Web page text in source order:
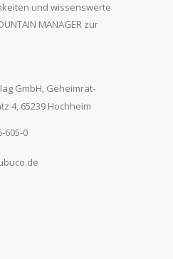
und wissenswerte
MANAGER zur
GmbH, Geheimrat-
4, 65239 Hochheim
605-0